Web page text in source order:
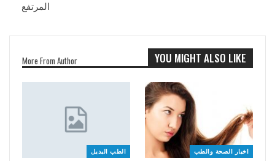
المرتفع
YOU MIGHT ALSO LIKE
More From Author
اخبار الصحة والطب الطب البديل